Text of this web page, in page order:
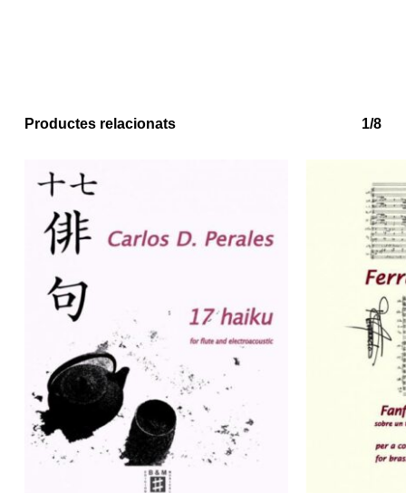
No hi ha productes a la cistella.
Productes relacionats 1/8